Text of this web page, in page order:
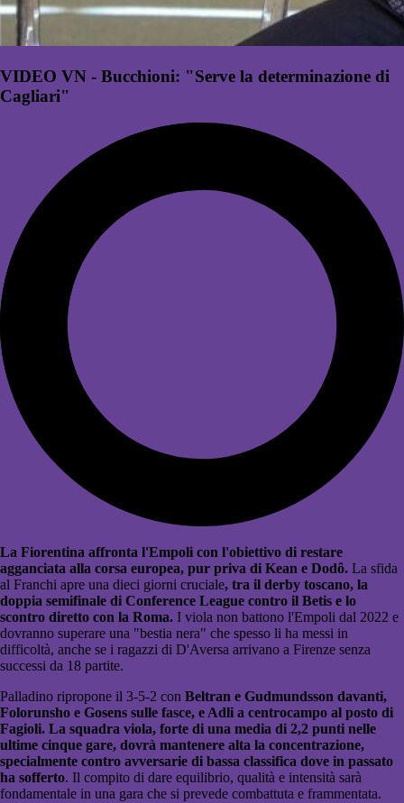
VIDEO VN - Bucchioni: "Serve la determinazione di
Cagliari"
La Fiorentina affronta l'Empoli con l'obiettivo di restare
agganciata alla corsa europea, pur priva di Kean e Dodô. La sfida
al Franchi apre una dieci giorni cruciale, tra il derby toscano, la
doppia semifinale di Conference League contro il Betis e lo
scontro diretto con la Roma. I viola non battono l'Empoli dal 2022 e
dovranno superare una "bestia nera" che spesso li ha messi in
difficoltà, anche se i ragazzi di D'Aversa arrivano a Firenze senza
successi da 18 partite.
Palladino ripropone il 3-5-2 con Beltran e Gudmundsson davanti,
Folorunsho e Gosens sulle fasce, e Adli a centrocampo al posto di
Fagioli. La squadra viola, forte di una media di 2,2 punti nelle
ultime cinque gare, dovrà mantenere alta la concentrazione,
specialmente contro avversarie di bassa classifica dove in passato
ha sofferto. Il compito di dare equilibrio, qualità e intensità sarà
fondamentale in una gara che si prevede combattuta e frammentata.